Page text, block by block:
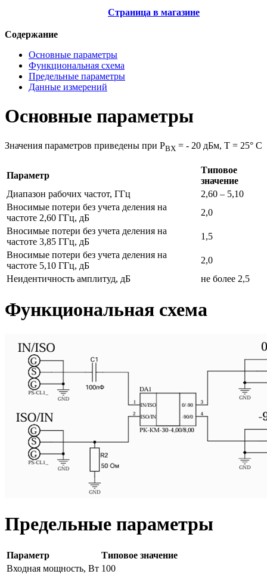
Страница в магазине
Содержание
Основные параметры
Функциональная схема
Предельные параметры
Данные измерений
Основные параметры
Значения параметров приведены при РВХ = - 20 дБм, Т = 25° С
Параметр
Типовое
значение
Диапазон рабочих частот, ГГц
2,60 – 5,10
Вносимые потери без учета деления на
частоте 2,60 ГГц, дБ
2,0
Вносимые потери без учета деления на
частоте 3,85 ГГц, дБ
1,5
Вносимые потери без учета деления на
частоте 5,10 ГГц, дБ
2,0
Неидентичность амплитуд, дБ
не более 2,5
Функциональная схема
Предельные параметры
Параметр
Типовое значение
Входная мощность, Вт 100